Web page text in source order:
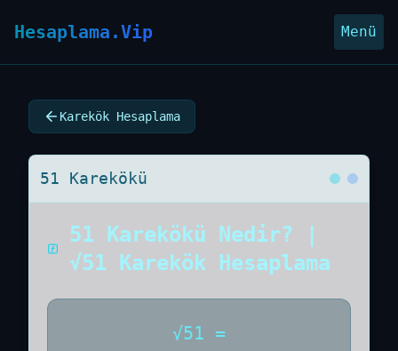
Hesaplama.Vip Menü
Karekök Hesaplama
51 Karekökü
51 Karekökü Nedir? |
√51 Karekök Hesaplama
√51 =